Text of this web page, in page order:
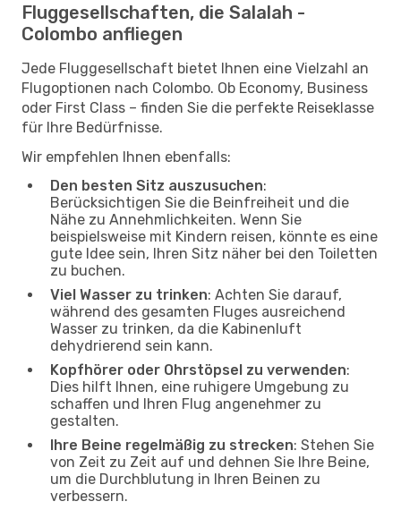
Fluggesellschaften, die Salalah -
Colombo anfliegen
Jede Fluggesellschaft bietet Ihnen eine Vielzahl an
Flugoptionen nach Colombo. Ob Economy, Business
oder First Class – finden Sie die perfekte Reiseklasse
für Ihre Bedürfnisse.
Wir empfehlen Ihnen ebenfalls:
Den besten Sitz auszusuchen:
Berücksichtigen Sie die Beinfreiheit und die
Nähe zu Annehmlichkeiten. Wenn Sie
beispielsweise mit Kindern reisen, könnte es eine
gute Idee sein, Ihren Sitz näher bei den Toiletten
zu buchen.
Viel Wasser zu trinken: Achten Sie darauf,
während des gesamten Fluges ausreichend
Wasser zu trinken, da die Kabinenluft
dehydrierend sein kann.
Kopfhörer oder Ohrstöpsel zu verwenden:
Dies hilft Ihnen, eine ruhigere Umgebung zu
schaffen und Ihren Flug angenehmer zu
gestalten.
Ihre Beine regelmäßig zu strecken: Stehen Sie
von Zeit zu Zeit auf und dehnen Sie Ihre Beine,
um die Durchblutung in Ihren Beinen zu
verbessern.